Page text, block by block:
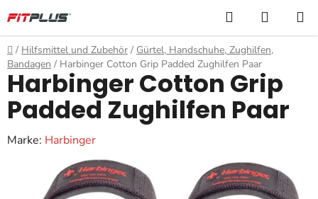
Inhalt
springen
Suchen
Startseite
/ Hilfsmittel und Zubehör / Gürtel, Handschuhe, Zughilfen,
Bandagen / Harbinger Cotton Grip Padded Zughilfen Paar
Harbinger Cotton Grip
Padded Zughilfen Paar
Marke: Harbinger